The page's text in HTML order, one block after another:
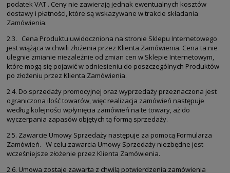
podatek VAT . Ceny nie zawierają jednak ewentualnych kosztów
dostawy i płatności, które są wskazywane w trakcie składania
Zamówienia.
2.3. Cena Produktu uwidoczniona na stronie Sklepu Internetowego
jest wiążąca w chwili złożenia przez Klienta Zamówienia. Cena ta nie
ulegnie zmianie niezależnie od zmian cen w Sklepie Internetowym,
które mogą się pojawić w odniesieniu do poszczególnych Produktów
po złożeniu przez Klienta Zamówienia.
2.4. Do sprzedaży promocyjnej oraz wyprzedaży przeznaczona jest
ograniczona ilość towarów, więc realizacja zamówień następuje
według kolejności wpłynięcia zamówień na te towary, aż do
wyczerpania zapasów objętych tą formą sprzedaży.
2.5. Zawarcie Umowy Sprzedaży następuje za pomocą Formularza
Zamówień. W celu zawarcia Umowy Sprzedaży niezbędne jest
wcześniejsze złożenie przez Klienta Zamówienia.
2.6. Umowa zostaje zawarta z chwilą potwierdzenia zamówienia